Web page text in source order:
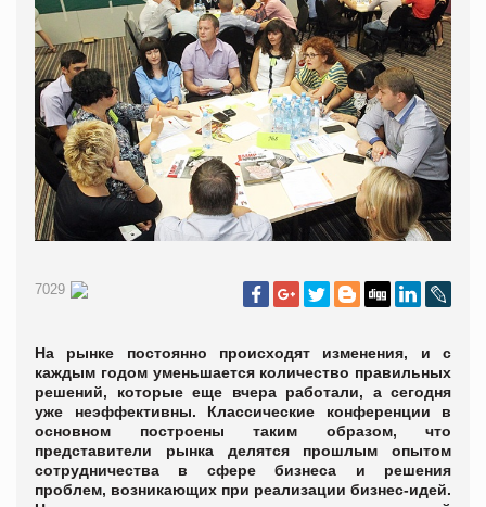
7029
На рынке постоянно происходят изменения, и с
каждым годом уменьшается количество правильных
решений, которые еще вчера работали, а сегодня
уже неэффективны. Классические конференции в
основном построены таким образом, что
представители рынка делятся прошлым опытом
сотрудничества в сфере бизнеса и решения
проблем, возникающих при реализации бизнес-идей.